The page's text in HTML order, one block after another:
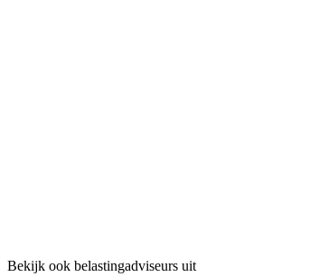
Bekijk ook belastingadviseurs uit